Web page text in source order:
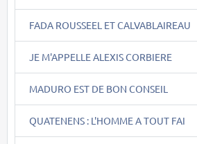
FADA ROUSSEEL ET CALVABLAIREAU
JE M'APPELLE ALEXIS CORBIERE
MADURO EST DE BON CONSEIL
QUATENENS : L'HOMME A TOUT FAI